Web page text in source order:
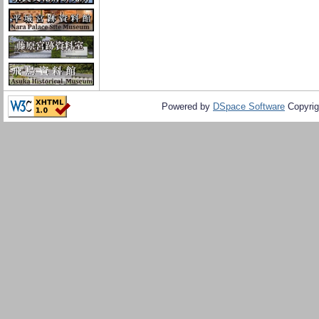
Powered by DSpace Software